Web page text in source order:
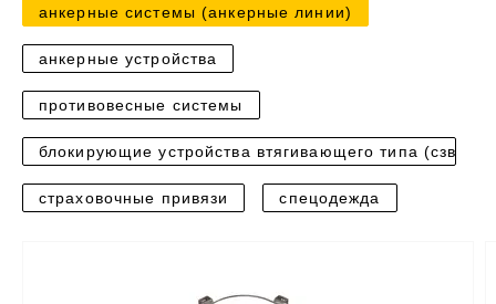
анкерные системы (анкерные линии)
анкерные устройства
противовесные системы
блокирующие устройства втягивающего типа (сзвт)
страховочные привязи спецодежда